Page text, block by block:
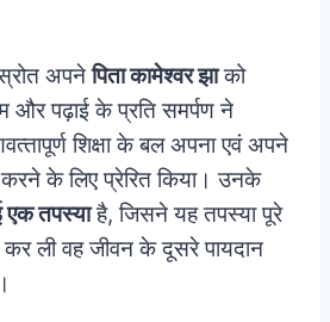
अपनेपिता कामेश्वर झाको
पढ़ाई के प्रति समर्पण ने
शिक्षा के बल अपना एवं अपने
करने के लिए प्रेरित किया। उनके
एक तपस्याहै, जिसने यह तपस्या पूरे
कर ली वह जीवन के दूसरे पायदान